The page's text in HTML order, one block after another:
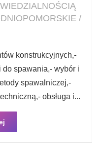
/
konstrukcyjnych,-
spawania,- wybór i
spawalniczej,-
obsługa i...